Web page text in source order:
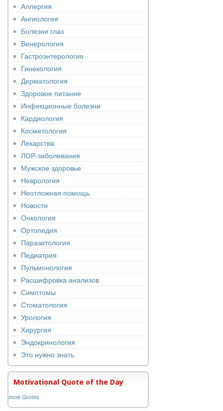
Аллергия
Ангиология
Болезни глаз
Венерология
Гастроэнтерология
Гинекология
Дерматология
Здоровое питание
Инфекционные болезни
Кардиология
Косметология
Лекарства
ЛОР-заболевания
Мужское здоровье
Неврология
Неотложная помощь
Новости
Онкология
Ортопедия
Паразитология
Педиатрия
Пульмонология
Расшифровка анализов
Симптомы
Стоматология
Урология
Хирургия
Эндокринология
Это нужно знать
Motivational Quote of the Day
more Quotes